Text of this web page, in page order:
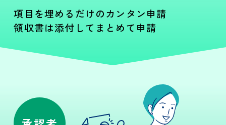
項目を埋めるだけのカンタン申請
領収書は添付してまとめて申請